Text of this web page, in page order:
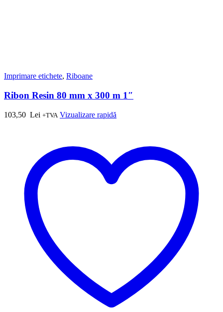
Imprimare etichete, Riboane
Ribon Resin 80 mm x 300 m 1″
103,50 Lei +TVA Vizualizare rapidă